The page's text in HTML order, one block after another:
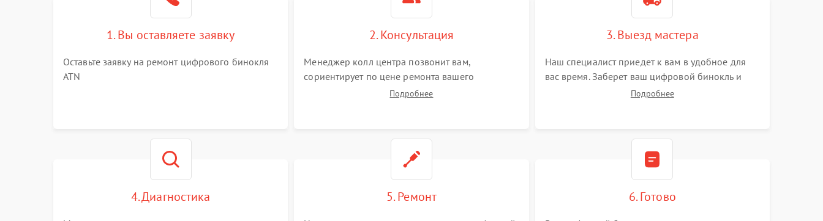
1. Вы оставляете заявку
Оставьте заявку на ремонт цифрового бинокля
ATN
2. Консультация
Менеджер колл центра позвонит вам,
сориентирует по цене ремонта вашего
цифрового бинокля а также ответит на все ваши
Подробнее
3. Выезд мастера
Наш специалист приедет к вам в удобное для
вас время. Заберет ваш цифровой бинокль и
привезет на склад для диагностики.
Подробнее
4. Диагностика 5. Ремонт 6. Готово